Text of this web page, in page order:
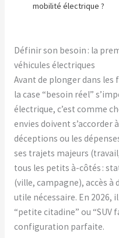
mobilité électrique ?
Définir son besoin : la
véhicules électriques
Avant de plonger dans
la case “besoin réel”
électrique, c’est comme
envies doivent s’accorder
déceptions ou les
ses trajets majeurs
tous les petits à-côtés :
(ville, campagne), accès à
utile nécessaire. En 2026,
“petite citadine” ou “SUV
configuration parfaite.